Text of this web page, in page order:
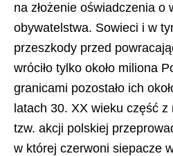
na złożenie oświadczenia o
obywatelstwa. Sowieci i w
przeszkody przed
wróciło tylko około miliona
granicami pozostało ich
latach 30. XX wieku część
tzw. akcji polskiej
w której czerwoni siepacze